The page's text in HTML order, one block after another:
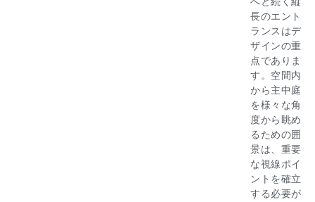
長のエント
ランスはデ
ザインの重
点でありま
す。空間内
から主中庭
を様々な角
度から眺め
るための囲
景は、重要
な視線ポイ
ントを確立
する必要が